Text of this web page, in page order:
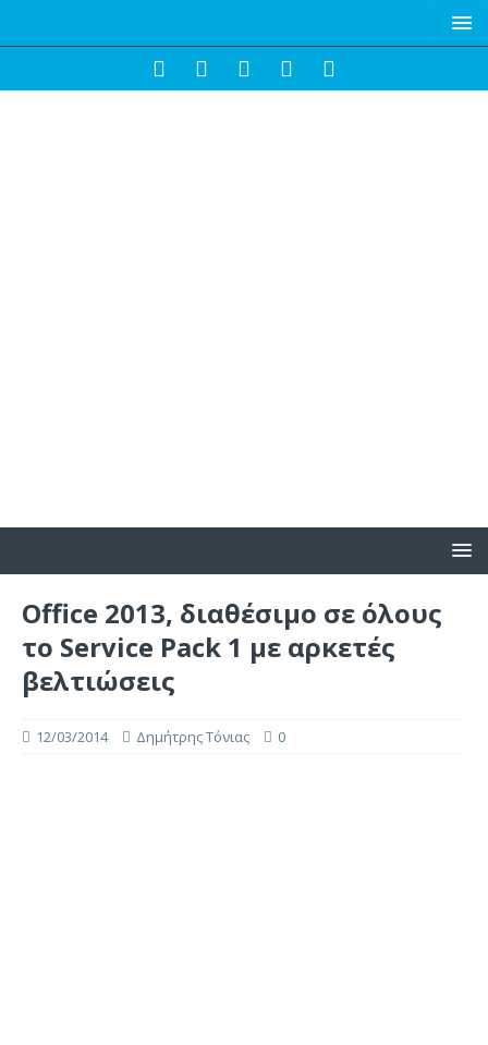
Office 2013, διαθέσιμο σε όλους
το Service Pack 1 με αρκετές
βελτιώσεις
12/03/2014 Δημήτρης Τόνιας 0